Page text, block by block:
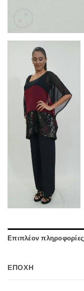
Επιπλέον πληροφορίες
ΕΠΟΧΉ